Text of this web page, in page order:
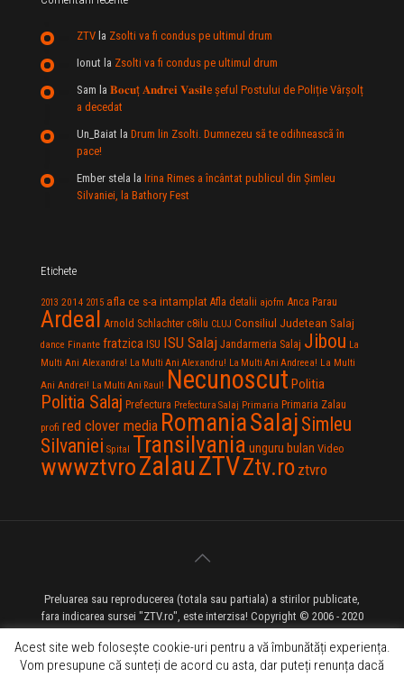
ZTV la Zsolti va fi condus pe ultimul drum
Ionut la Zsolti va fi condus pe ultimul drum
Sam la 𝐁𝐨𝐜𝐮ț 𝐀𝐧𝐝𝐫𝐞𝐢 𝐕𝐚𝐬𝐢𝐥e şeful Postului de Poliție Vârșolț
a decedat
Un_Baiat la Drum lin Zsolti. Dumnezeu sã te odihneascã în
pace!
Ember stela la Irina Rimes a încântat publicul din Şimleu
Silvaniei, la Bathory Fest
Etichete
2013 2014 2015 afla ce s-a intamplat Afla detalii ajofm Anca Parau
Ardeal Arnold Schlachter c8ilu CLUJ Consiliul Judetean Salaj
dance Finante fratzica ISU ISU Salaj Jandarmeria Salaj Jibou La
Multi Ani Alexandra! La Multi Ani Alexandru! La Multi Ani Andreea! La Multi
Ani Andrei! La Multi Ani Raul! Necunoscut Politia
Politia Salaj Prefectura Prefectura Salaj Primaria Primaria Zalau
profi red clover media RomaniaSalaj Simleu
Silvaniei Spital Transilvania unguru bulan Video
wwwztvroZalauZTVZtv.ro ztvro
Preluarea sau reproducerea (totala sau partiala) a stirilor publicate,
fara indicarea sursei "ZTV.ro", este interzisa! Copyright © 2006 - 2020
ZTV.ro - Televiziune pe Internet - Zalau TV
Acest site web folosește cookie-uri pentru a vă îmbunătăți experiența.
Vom presupune că sunteți de acord cu asta, dar puteți renunța dacă